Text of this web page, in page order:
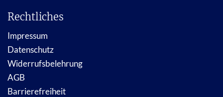
Rechtliches
Impressum
Datenschutz
Widerrufsbelehrung
AGB
Barrierefreiheit